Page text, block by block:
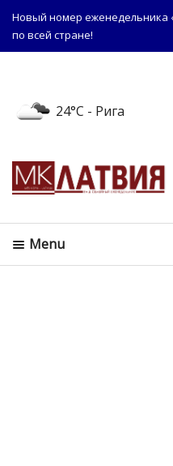
Новый номер еженедельника
по всей стране!
24°C - Рига
Menu